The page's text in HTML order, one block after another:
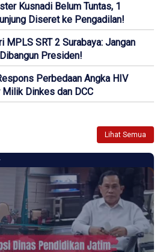
Kusnadi Belum Tuntas, 1
Diseret ke Pengadilan!
MPLS SRT 2 Surabaya: Jangan
Presiden!
Perbedaan Angka HIV
Milik Dinkes dan DCC
Lihat Semua